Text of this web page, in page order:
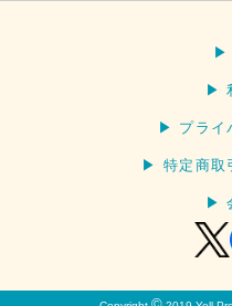
▶
▶
▶ プライ
▶ 特定商取
▶